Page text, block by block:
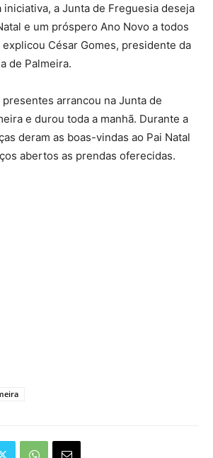
iniciativa, a Junta de Freguesia deseja
e um próspero Ano Novo a todos
explicou César Gomes, presidente da
de Palmeira.
arrancou na Junta de
e durou toda a manhã. Durante a
deram as boas-vindas ao Pai Natal
abertos as prendas oferecidas.